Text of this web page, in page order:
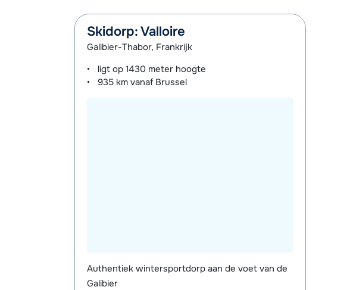
Skidorp: Valloire
Galibier-Thabor, Frankrijk
ligt op1430 meter hoogte
935 km vanaf Brussel
Authentiek wintersportdorp aan de voet van de
Galibier